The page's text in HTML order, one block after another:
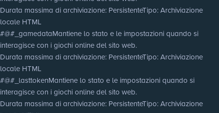
Durata massima di archiviazione: PersistenteTipo: Archiviazione
locale HTML
#@#_gamedataMantiene lo stato e le impostazioni quando si
interagisce con i giochi online del sito web.
Durata massima di archiviazione: PersistenteTipo: Archiviazione
locale HTML
#@#_lasttokenMantiene lo stato e le impostazioni quando si
interagisce con i giochi online del sito web.
Durata massima di archiviazione: PersistenteTipo: Archiviazione